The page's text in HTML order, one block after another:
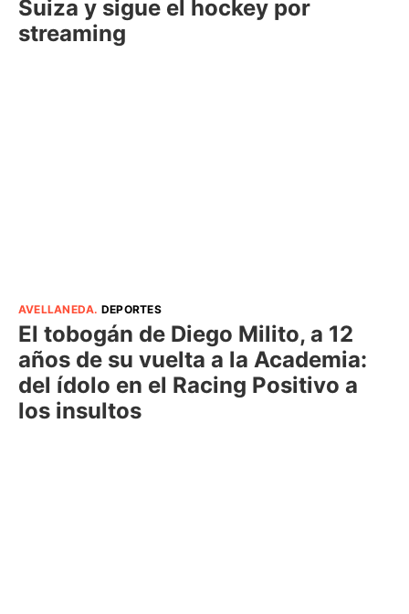
Suiza y sigue el hockey por
streaming
AVELLANEDA. DEPORTES
El tobogán de Diego Milito, a 12
años de su vuelta a la Academia:
del ídolo en el Racing Positivo a
los insultos